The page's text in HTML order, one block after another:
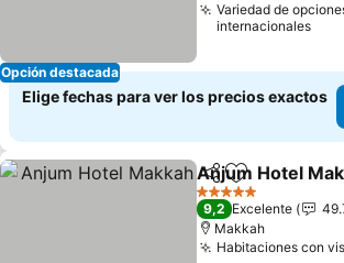
Opción destacada
Variedad de
internacionales
Elige fechas para ver los precios exactos
CompartirAgregar a
Anjum Hotel
5 Estrellas
9,2 Excelente
Makkah
Habitaciones con